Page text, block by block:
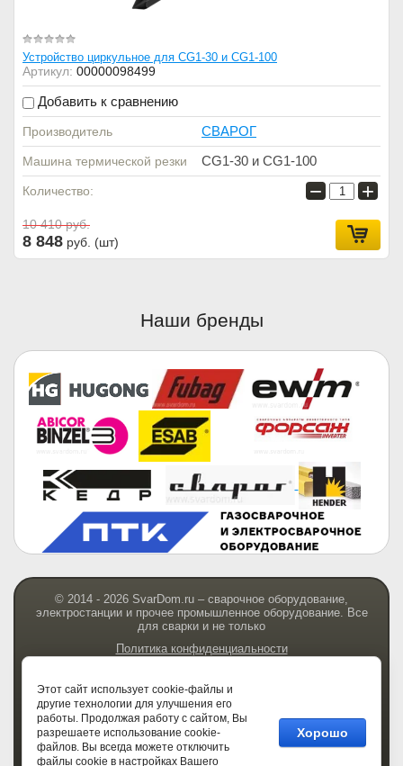
Устройство циркульное для CG1-30 и CG1-100
Артикул: 00000098499
Добавить к сравнению
Производитель СВАРОГ
Машина термической резки CG1-30 и CG1-100
Количество: − +
10 410руб.
8 848 руб. (шт)
Наши бренды
© 2014 - 2026 SvarDom.ru – сварочное оборудование,
электростанции и прочее промышленное оборудование. Все
для сварки и не только
Политика конфиденциальности
Мегагрупп.ру
Этот сайт использует cookie-файлы и
другие технологии для улучшения его
работы. Продолжая работу с сайтом, Вы
разрешаете использование cookie-
файлов. Вы всегда можете отключить
файлы cookie в настройках Вашего
Хорошо